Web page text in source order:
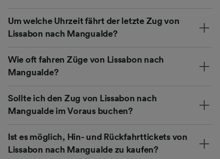
Um welche Uhrzeit fährt der letzte Zug von
Lissabon nach Mangualde?
Wie oft fahren Züge von Lissabon nach
Mangualde?
Sollte ich den Zug von Lissabon nach
Mangualde im Voraus buchen?
Ist es möglich, Hin- und Rückfahrttickets von
Lissabon nach Mangualde zu kaufen?